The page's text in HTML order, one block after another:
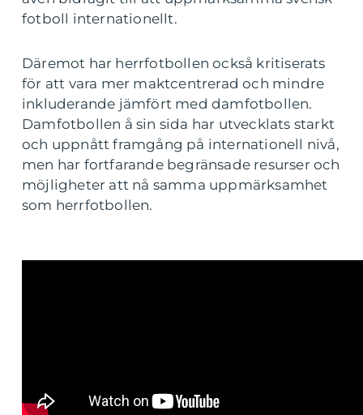
fotboll internationellt.
Däremot har herrfotbollen också kritiserats
för att vara mer maktcentrerad och mindre
inkluderande jämfört med damfotbollen.
Damfotbollen å sin sida har utvecklats starkt
och uppnått framgång på internationell nivå,
men har fortfarande begränsade resurser och
möjligheter att nå samma uppmärksamhet
som herrfotbollen.